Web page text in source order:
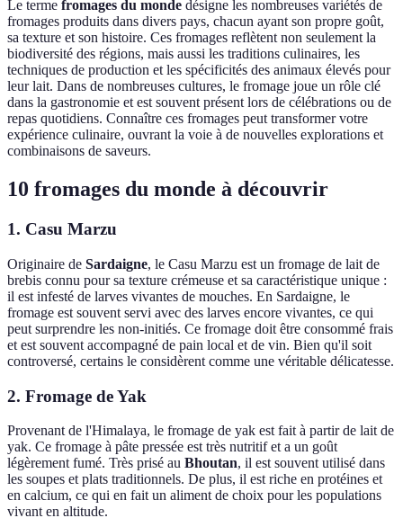
Le terme fromages du monde désigne les nombreuses variétés de
fromages produits dans divers pays, chacun ayant son propre goût,
sa texture et son histoire. Ces fromages reflètent non seulement la
biodiversité des régions, mais aussi les traditions culinaires, les
techniques de production et les spécificités des animaux élevés pour
leur lait. Dans de nombreuses cultures, le fromage joue un rôle clé
dans la gastronomie et est souvent présent lors de célébrations ou de
repas quotidiens. Connaître ces fromages peut transformer votre
expérience culinaire, ouvrant la voie à de nouvelles explorations et
combinaisons de saveurs.
10 fromages du monde à découvrir
1. Casu Marzu
Originaire de Sardaigne, le Casu Marzu est un fromage de lait de
brebis connu pour sa texture crémeuse et sa caractéristique unique :
il est infesté de larves vivantes de mouches. En Sardaigne, le
fromage est souvent servi avec des larves encore vivantes, ce qui
peut surprendre les non-initiés. Ce fromage doit être consommé frais
et est souvent accompagné de pain local et de vin. Bien qu'il soit
controversé, certains le considèrent comme une véritable délicatesse.
2. Fromage de Yak
Provenant de l'Himalaya, le fromage de yak est fait à partir de lait de
yak. Ce fromage à pâte pressée est très nutritif et a un goût
légèrement fumé. Très prisé au Bhoutan, il est souvent utilisé dans
les soupes et plats traditionnels. De plus, il est riche en protéines et
en calcium, ce qui en fait un aliment de choix pour les populations
vivant en altitude.